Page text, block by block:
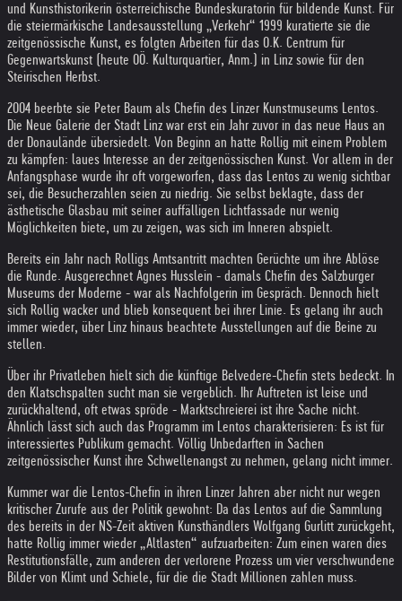
und Kunsthistorikerin österreichische Bundeskuratorin für bildende Kunst. Für
die steiermärkische Landesausstellung „Verkehr“ 1999 kuratierte sie die
zeitgenössische Kunst, es folgten Arbeiten für das O.K. Centrum für
Gegenwartskunst (heute OÖ. Kulturquartier, Anm.) in Linz sowie für den
Steirischen Herbst.
2004 beerbte sie Peter Baum als Chefin des Linzer Kunstmuseums Lentos.
Die Neue Galerie der Stadt Linz war erst ein Jahr zuvor in das neue Haus an
der Donaulände übersiedelt. Von Beginn an hatte Rollig mit einem Problem
zu kämpfen: laues Interesse an der zeitgenössischen Kunst. Vor allem in der
Anfangsphase wurde ihr oft vorgeworfen, dass das Lentos zu wenig sichtbar
sei, die Besucherzahlen seien zu niedrig. Sie selbst beklagte, dass der
ästhetische Glasbau mit seiner auffälligen Lichtfassade nur wenig
Möglichkeiten biete, um zu zeigen, was sich im Inneren abspielt.
Bereits ein Jahr nach Rolligs Amtsantritt machten Gerüchte um ihre Ablöse
die Runde. Ausgerechnet Agnes Husslein - damals Chefin des Salzburger
Museums der Moderne - war als Nachfolgerin im Gespräch. Dennoch hielt
sich Rollig wacker und blieb konsequent bei ihrer Linie. Es gelang ihr auch
immer wieder, über Linz hinaus beachtete Ausstellungen auf die Beine zu
stellen.
Über ihr Privatleben hielt sich die künftige Belvedere-Chefin stets bedeckt. In
den Klatschspalten sucht man sie vergeblich. Ihr Auftreten ist leise und
zurückhaltend, oft etwas spröde - Marktschreierei ist ihre Sache nicht.
Ähnlich lässt sich auch das Programm im Lentos charakterisieren: Es ist für
interessiertes Publikum gemacht. Völlig Unbedarften in Sachen
zeitgenössischer Kunst ihre Schwellenangst zu nehmen, gelang nicht immer.
Kummer war die Lentos-Chefin in ihren Linzer Jahren aber nicht nur wegen
kritischer Zurufe aus der Politik gewohnt: Da das Lentos auf die Sammlung
des bereits in der NS-Zeit aktiven Kunsthändlers Wolfgang Gurlitt zurückgeht,
hatte Rollig immer wieder „Altlasten“ aufzuarbeiten: Zum einen waren dies
Restitutionsfälle, zum anderen der verlorene Prozess um vier verschwundene
Bilder von Klimt und Schiele, für die die Stadt Millionen zahlen muss.